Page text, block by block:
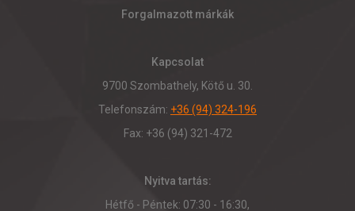
Forgalmazott márkák
Kapcsolat
9700 Szombathely, Kötő u. 30.
Telefonszám: +36 (94) 324-196
Fax: +36 (94) 321-472
Nyitva tartás:
Hétfő - Péntek: 07:30 - 16:30,